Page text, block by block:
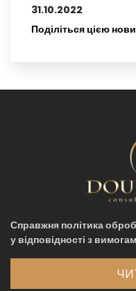
31.10.2022
Поділіться цією
Справжня політика
у відповідності з